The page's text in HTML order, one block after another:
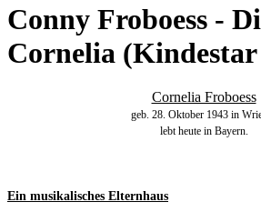
Conny Froboess -
Cornelia (Kindestar
Cornelia Froboess
geb. 28. Oktober 1943 in
lebt heute in Bayern.
Ein musikalisches Elternhaus